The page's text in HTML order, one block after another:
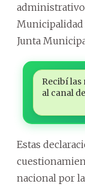
Municipalidad
Junta
Recibí las
al canal
Estas
nacional por